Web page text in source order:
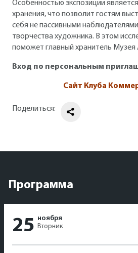
Особенностью экспозиции
хранения, что позволит гостям
себя не пассивными
творчества художника. В этом
поможет главный хранитель Музея
Вход по персональным
Сайт Клуба
Поделиться:
Программа
25 ноября
Вторник